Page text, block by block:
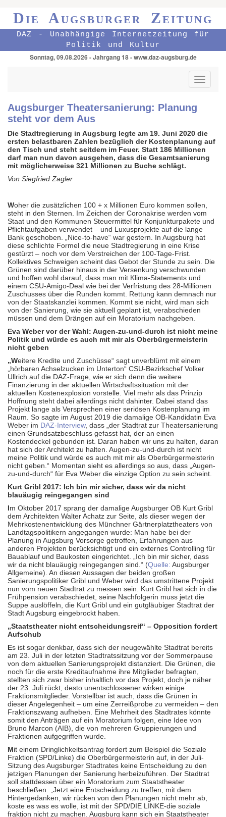
Die Augsburger Zeitung
DAZ - Unabhängige Internetzeitung für
Politik und Kultur
Sonntag, 09.08.2026 - Jahrgang 18 - www.daz-augsburg.de
Toggle
Augsburger Theatersanierung: Planung
steht vor dem Aus
Die Stadtregierung in Augsburg legte am 19. Juni 2020 die
ersten belastbaren Zahlen bezüglich der Kostenplanung auf
den Tisch und steht seitdem im Feuer. Statt 186 Millionen
darf man nun davon ausgehen, dass die Gesamtsanierung
mit möglicherweise 321 Millionen zu Buche schlägt.
Von Siegfried Zagler
Woher die zusätzlichen 100 + x Millionen Euro kommen sollen,
steht in den Sternen. Im Zeichen der Coronakrise werden vom
Staat und den Kommunen Steuermittel für Konjunkturpakete und
Pflichtaufgaben verwendet – und Luxusprojekte auf die lange
Bank geschoben. „Nice-to-have“ war gestern. In Augsburg hat
diese schlichte Formel die neue Stadtregierung in eine Krise
gestürzt – noch vor dem Verstreichen der 100-Tage-Frist.
Kollektives Schweigen scheint das Gebot der Stunde zu sein. Die
Grünen sind darüber hinaus in der Versenkung verschwunden
und hoffen wohl darauf, dass man mit Klima-Statements und
einem CSU-Amigo-Deal wie bei der Verfristung des 28-Millionen
Zuschusses über die Runden kommt. Rettung kann demnach nur
von der Staatskanzlei kommen. Kommt sie nicht, wird man sich
von der Sanierung, wie sie aktuell geplant ist, verabschieden
müssen und dem Drängen auf ein Moratorium nachgeben.
Eva Weber vor der Wahl: Augen-zu-und-durch ist nicht meine
Politik und würde es auch mit mir als Oberbürgermeisterin
nicht geben
„Weitere Kredite und Zuschüsse“ sagt unverblümt mit einem
„hörbaren Achselzucken im Unterton“ CSU-Bezirkschef Volker
Ullrich auf die DAZ-Frage, wie er sich denn die weitere
Finanzierung in der aktuellen Wirtschaftssituation mit der
aktuellen Kostenexplosion vorstelle. Viel mehr als das Prinzip
Hoffnung steht dabei allerdings nicht dahinter. Dabei stand das
Projekt lange als Versprechen einer seriösen Kostenplanung im
Raum. So sagte im August 2019 die damalige OB-Kandidatin Eva
Weber im DAZ-Interview, dass „der Stadtrat zur Theatersanierung
einen Grundsatzbeschluss gefasst hat, der an einen
Kostendeckel gebunden ist. Daran haben wir uns zu halten, daran
hat sich der Architekt zu halten. Augen-zu-und-durch ist nicht
meine Politik und würde es auch mit mir als Oberbürgermeisterin
nicht geben.“ Momentan sieht es allerdings so aus, dass „Augen-
zu-und-durch“ für Eva Weber die einzige Option zu sein scheint.
Kurt Gribl 2017: Ich bin mir sicher, dass wir da nicht
blauäugig reingegangen sind
Im Oktober 2017 sprang der damalige Augsburger OB Kurt Gribl
dem Architekten Walter Achatz zur Seite, als dieser wegen der
Mehrkostenentwicklung des Münchner Gärtnerplatztheaters von
Landtagspolitikern angegangen wurde: Man habe bei der
Planung in Augsburg Vorsorge getroffen, Erfahrungen aus
anderen Projekten berücksichtigt und ein externes Controlling für
Bauablauf und Baukosten eingerichtet. „Ich bin mir sicher, dass
wir da nicht blauäugig reingegangen sind.“ (Quelle: Augsburger
Allgemeine). An diesen Aussagen der beiden großen
Sanierungspolitiker Gribl und Weber wird das umstrittene Projekt
nun vom neuen Stadtrat zu messen sein. Kurt Gribl hat sich in die
Frühpension verabschiedet, seine Nachfolgerin muss jetzt die
Suppe auslöffeln, die Kurt Gribl und ein gutgläubiger Stadtrat der
Stadt Augsburg eingebrockt haben.
„Staatstheater nicht entscheidungsreif“ – Opposition fordert
Aufschub
Es ist sogar denkbar, dass sich der neugewählte Stadtrat bereits
am 23. Juli in der letzten Stadtratssitzung vor der Sommerpause
von dem aktuellen Sanierungsprojekt distanziert. Die Grünen, die
noch für die erste Kreditaufnahme ihre Mitglieder befragten,
stellten sich zwar bisher inhaltlich vor das Projekt, doch je näher
der 23. Juli rückt, desto unentschlossener wirken einige
Fraktionsmitglieder. Vorstellbar ist auch, dass die Grünen in
dieser Angelegenheit – um eine Zerreißprobe zu vermeiden – den
Fraktionszwang aufheben. Eine Mehrheit des Stadtrates könnte
somit den Anträgen auf ein Moratorium folgen, eine Idee von
Bruno Marcon (AIB), die von mehreren Gruppierungen und
Fraktionen aufgegriffen wurde.
Mit einem Dringlichkeitsantrag fordert zum Beispiel die Soziale
Fraktion (SPD/Linke) die Oberbürgermeisterin auf, in der Juli-
Sitzung des Augsburger Stadtrates keine Entscheidung zu den
jetzigen Planungen der Sanierung herbeizuführen. Der Stadtrat
soll stattdessen über ein Moratorium zum Staatstheater
beschließen. „Jetzt eine Entscheidung zu treffen, mit dem
Hintergedanken, wir rücken von den Planungen nicht mehr ab,
koste es was es wolle, ist mit der SPD/DIE LINKE-die soziale
fraktion nicht zu machen. Augsburg kann sich ein Staatstheater